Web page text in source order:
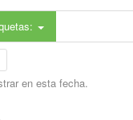
en esta fecha.